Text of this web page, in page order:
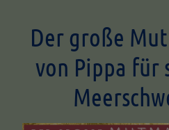
Der große
von Pippa für